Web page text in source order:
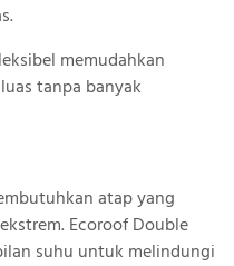
memudahkan
tanpa banyak
atap yang
Ecoroof Double
suhu untuk melindungi